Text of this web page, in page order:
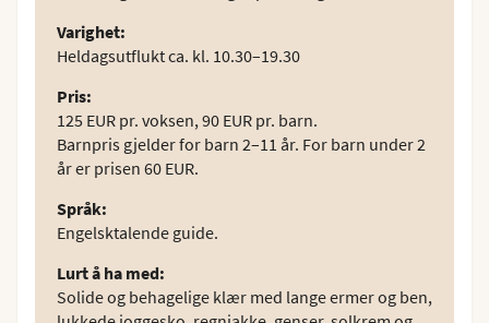
Varighet:
Heldagsutflukt ca. kl. 10.30–19.30
Pris:
125 EUR pr. voksen, 90 EUR pr. barn.
Barnpris gjelder for barn 2–11 år. For barn under 2
år er prisen 60 EUR.
Språk:
Engelsktalende guide.
Lurt å ha med:
Solide og behagelige klær med lange ermer og ben,